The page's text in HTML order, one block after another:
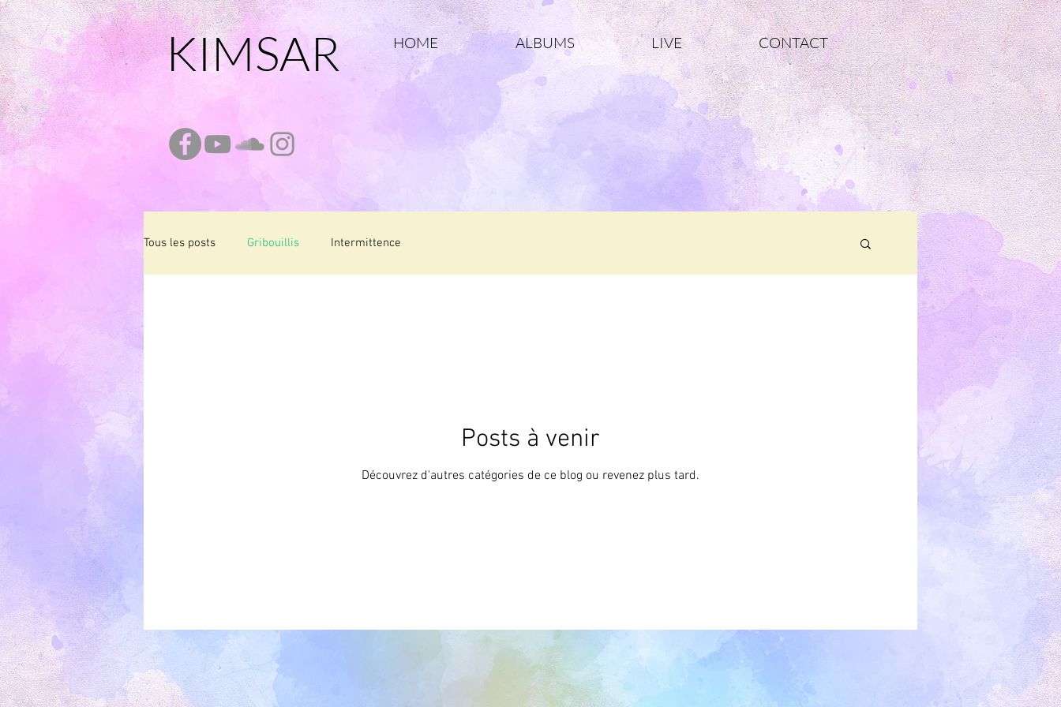
KIMSAR HOME ALBUMS LIVE CONTACT
Tous les posts Gribouillis Intermittence
Posts à venir
Découvrez d'autres catégories de ce blog ou revenez plus tard.